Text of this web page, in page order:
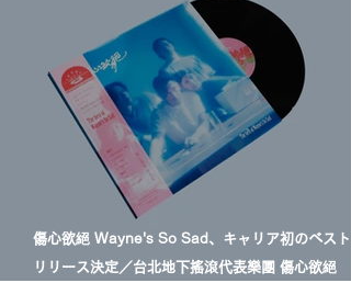
傷心欲絕 Wayne's So Sad、キャリア初のベスト
リリース決定／台北地下搖滾代表樂團 傷心欲絕